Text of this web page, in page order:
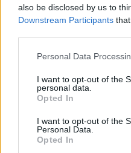
also be disclosed by us to
Downstream Participants
Personal Data
I want to opt-out of the
personal data.
Opted In
I want to opt-out of the
Personal Data.
Opted In